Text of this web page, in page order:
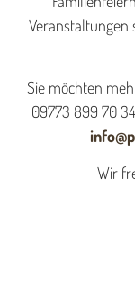
Veranstaltungen
Sie möchten
09773 899 70
Wir